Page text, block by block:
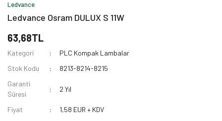
Ledvance
Ledvance Osram DULUX S 11W
63,68TL
Kategori
PLC Kompak Lambalar
Stok Kodu
8213-8214-8215
Garanti
Süresi
2 Yıl
Fiyat
1,58 EUR + KDV